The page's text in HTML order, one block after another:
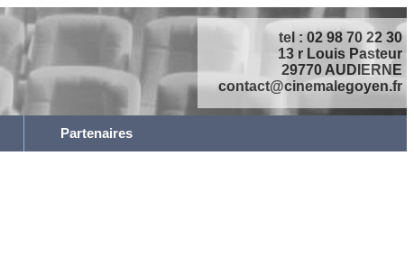
tel : 02 98 70 22 30
13 r Louis Pasteur
29770 AUDIERNE
contact@cinemalegoyen.fr
Partenaires